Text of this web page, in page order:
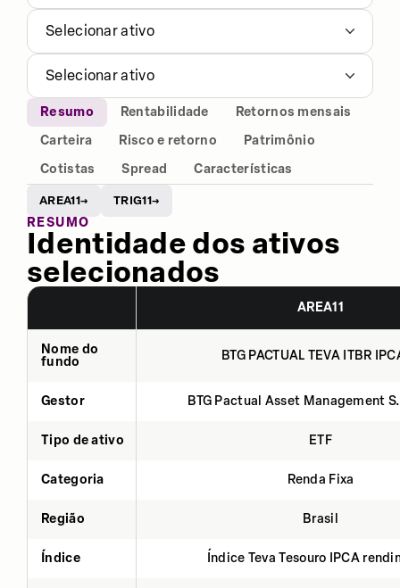
Selecionar ativo
Selecionar ativo
Resumo Rentabilidade
Retornos mensais
Carteira
Risco e retorno
Patrimônio
Cotistas
Spread Características
AREA11→ TRIG11→
RESUMO
Identidade dos ativos
selecionados
AREA11
Nome do
fundo
BTG PACTUAL TEVA ITBR
Gestor BTG Pactual Asset Management
Tipo de ativo ETF
Categoria Renda Fixa
Região Brasil
Índice Índice Teva Tesouro IPCA